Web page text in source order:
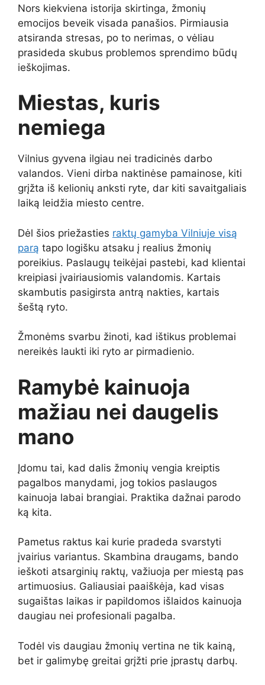
Nors kiekviena istorija skirtinga, žmonių
emocijos beveik visada panašios. Pirmiausia
atsiranda stresas, po to nerimas, o vėliau
prasideda skubus problemos sprendimo būdų
ieškojimas.
Miestas, kuris
nemiega
Vilnius gyvena ilgiau nei tradicinės darbo
valandos. Vieni dirba naktinėse pamainose, kiti
grįžta iš kelionių anksti ryte, dar kiti savaitgaliais
laiką leidžia miesto centre.
Dėl šios priežasties raktų gamyba Vilniuje visą
parą tapo logišku atsaku į realius žmonių
poreikius. Paslaugų teikėjai pastebi, kad klientai
kreipiasi įvairiausiomis valandomis. Kartais
skambutis pasigirsta antrą nakties, kartais
šeštą ryto.
Žmonėms svarbu žinoti, kad ištikus problemai
nereikės laukti iki ryto ar pirmadienio.
Ramybė kainuoja
mažiau nei daugelis
mano
Įdomu tai, kad dalis žmonių vengia kreiptis
pagalbos manydami, jog tokios paslaugos
kainuoja labai brangiai. Praktika dažnai parodo
ką kita.
Pametus raktus kai kurie pradeda svarstyti
įvairius variantus. Skambina draugams, bando
ieškoti atsarginių raktų, važiuoja per miestą pas
artimuosius. Galiausiai paaiškėja, kad visas
sugaištas laikas ir papildomos išlaidos kainuoja
daugiau nei profesionali pagalba.
Todėl vis daugiau žmonių vertina ne tik kainą,
bet ir galimybę greitai grįžti prie įprastų darbų.